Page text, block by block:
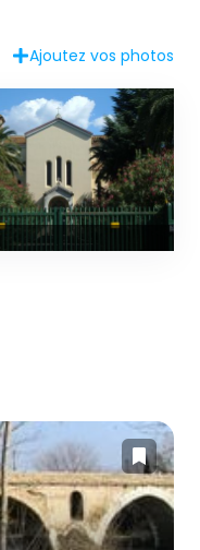
Ajoutez vos photos